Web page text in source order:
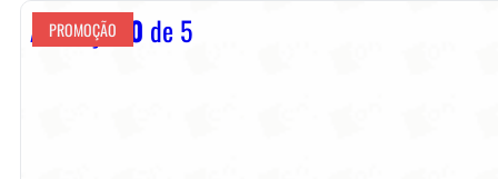
Avaliação 0 de 5
PROMOÇÃO